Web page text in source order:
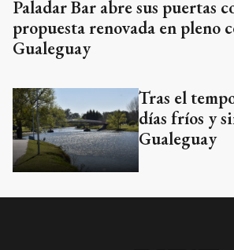
Paladar Bar abre sus puertas
propuesta renovada en pleno
Gualeguay
Tras el
días fríos y
Gualeguay